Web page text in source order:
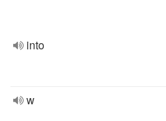
into
w